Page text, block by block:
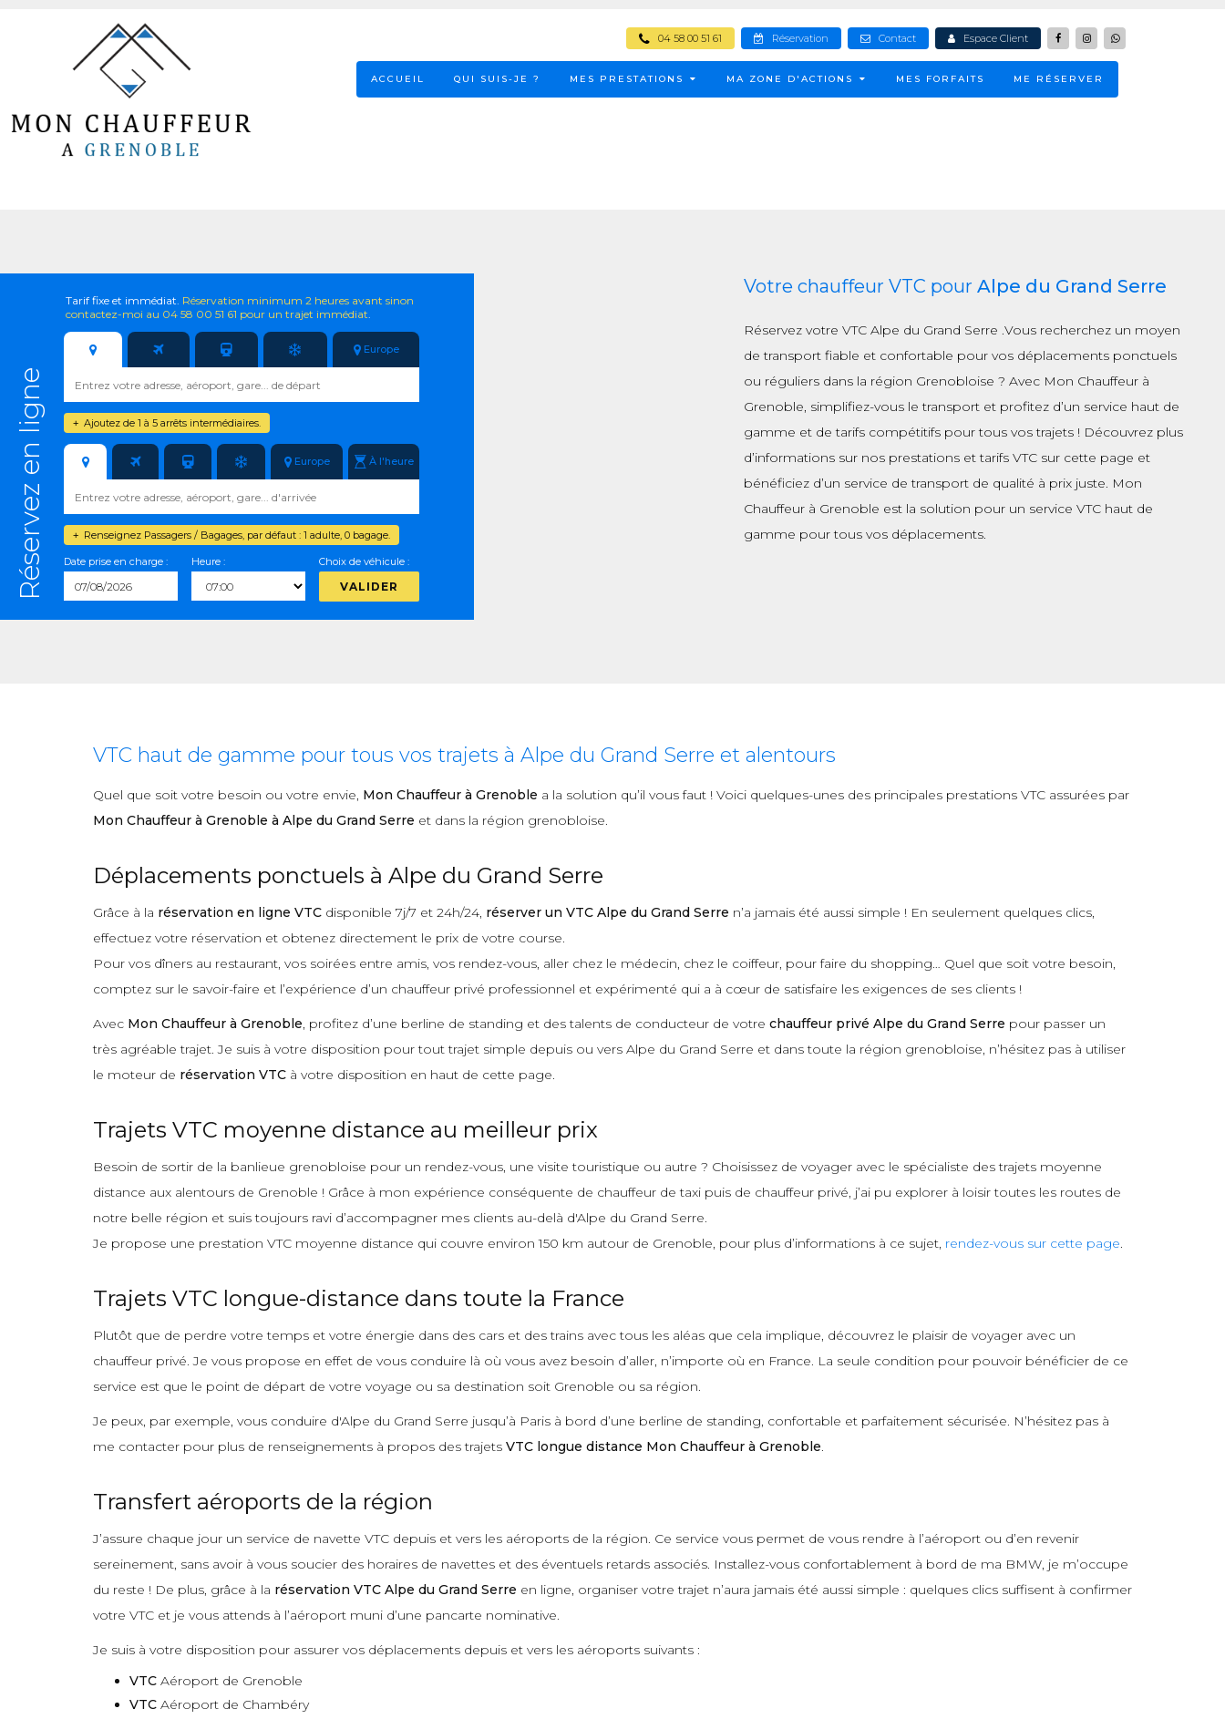
04 58 00 51 61 Réservation Contact Espace Client
ACCUEIL QUI SUIS-JE ? MES PRESTATIONS MA ZONE D'ACTIONS MES FORFAITS ME RÉSERVER
Votre chauffeur VTC pourAlpe du Grand Serre
Réservez votre VTC Alpe du Grand Serre .Vous recherchez un moyen
de transport fiable et confortable pour vos déplacements ponctuels
ou réguliers dans la région Grenobloise ? Avec Mon Chauffeur à
Grenoble, simplifiez-vous le transport et profitez d’un service haut de
gamme et de tarifs compétitifs pour tous vos trajets ! Découvrez plus
d’informations sur nos prestations et tarifs VTC sur cette page et
bénéficiez d’un service de transport de qualité à prix juste. Mon
Chauffeur à Grenoble est la solution pour un service VTC haut de
gamme pour tous vos déplacements.
Réservez en ligne
Tarif fixe et immédiat. Réservation minimum 2 heures avant sinon
contactez-moi au 04 58 00 51 61 pour un trajet immédiat.
Europe
Ajoutez de 1 à 5 arrêts intermédiaires.
+
Europe À l'heure
Renseignez Passagers / Bagages, par défaut : 1 adulte, 0 bagage.
+
Date prise en charge : Heure : Choix de véhicule :
VALIDER
VTC haut de gamme pour tous vos trajets à Alpe du Grand Serre et alentours
Quel que soit votre besoin ou votre envie, Mon Chauffeur à Grenoble a la solution qu’il vous faut ! Voici quelques-unes des principales prestations VTC assurées par
Mon Chauffeur à Grenoble à Alpe du Grand Serre et dans la région grenobloise.
Déplacements ponctuels à Alpe du Grand Serre
Grâce à la réservation en ligne VTC disponible 7j/7 et 24h/24, réserver un VTC Alpe du Grand Serre n’a jamais été aussi simple ! En seulement quelques clics,
effectuez votre réservation et obtenez directement le prix de votre course.
Pour vos dîners au restaurant, vos soirées entre amis, vos rendez-vous, aller chez le médecin, chez le coiffeur, pour faire du shopping… Quel que soit votre besoin,
comptez sur le savoir-faire et l’expérience d’un chauffeur privé professionnel et expérimenté qui a à cœur de satisfaire les exigences de ses clients !
Avec Mon Chauffeur à Grenoble, profitez d’une berline de standing et des talents de conducteur de votre chauffeur privé Alpe du Grand Serre pour passer un
très agréable trajet. Je suis à votre disposition pour tout trajet simple depuis ou vers Alpe du Grand Serre et dans toute la région grenobloise, n’hésitez pas à utiliser
le moteur de réservation VTC à votre disposition en haut de cette page.
Trajets VTC moyenne distance au meilleur prix
Besoin de sortir de la banlieue grenobloise pour un rendez-vous, une visite touristique ou autre ? Choisissez de voyager avec le spécialiste des trajets moyenne
distance aux alentours de Grenoble ! Grâce à mon expérience conséquente de chauffeur de taxi puis de chauffeur privé, j’ai pu explorer à loisir toutes les routes de
notre belle région et suis toujours ravi d’accompagner mes clients au-delà d'Alpe du Grand Serre.
Je propose une prestation VTC moyenne distance qui couvre environ 150 km autour de Grenoble, pour plus d’informations à ce sujet, rendez-vous sur cette page.
Trajets VTC longue-distance dans toute la France
Plutôt que de perdre votre temps et votre énergie dans des cars et des trains avec tous les aléas que cela implique, découvrez le plaisir de voyager avec un
chauffeur privé. Je vous propose en effet de vous conduire là où vous avez besoin d’aller, n’importe où en France. La seule condition pour pouvoir bénéficier de ce
service est que le point de départ de votre voyage ou sa destination soit Grenoble ou sa région.
Je peux, par exemple, vous conduire d'Alpe du Grand Serre jusqu’à Paris à bord d’une berline de standing, confortable et parfaitement sécurisée. N’hésitez pas à
me contacter pour plus de renseignements à propos des trajets VTC longue distance Mon Chauffeur à Grenoble.
Transfert aéroports de la région
J’assure chaque jour un service de navette VTC depuis et vers les aéroports de la région. Ce service vous permet de vous rendre à l’aéroport ou d’en revenir
sereinement, sans avoir à vous soucier des horaires de navettes et des éventuels retards associés. Installez-vous confortablement à bord de ma BMW, je m’occupe
du reste ! De plus, grâce à la réservation VTC Alpe du Grand Serre en ligne, organiser votre trajet n’aura jamais été aussi simple : quelques clics suffisent à confirmer
votre VTC et je vous attends à l’aéroport muni d’une pancarte nominative.
Je suis à votre disposition pour assurer vos déplacements depuis et vers les aéroports suivants :
VTC Aéroport de Grenoble
VTC Aéroport de Chambéry